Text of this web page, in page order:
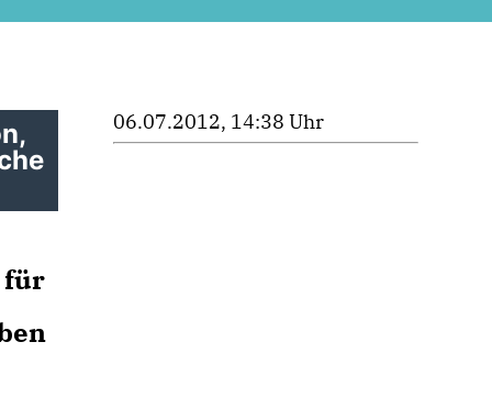
für
06.07.2012, 14:38 Uhr